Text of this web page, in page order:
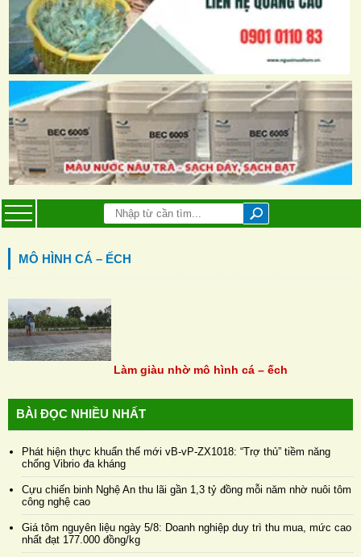
MÔ HÌNH CÁ – ẾCH
Làm giàu nhờ mô hình cá – ếch
BÀI ĐỌC NHIỀU NHẤT
Phát hiện thực khuẩn thể mới vB-vP-ZX1018: “Trợ thủ” tiềm năng
chống Vibrio đa kháng
Cựu chiến binh Nghệ An thu lãi gần 1,3 tỷ đồng mỗi năm nhờ nuôi tôm
công nghệ cao
Giá tôm nguyên liệu ngày 5/8: Doanh nghiệp duy trì thu mua, mức cao
nhất đạt 177.000 đồng/kg